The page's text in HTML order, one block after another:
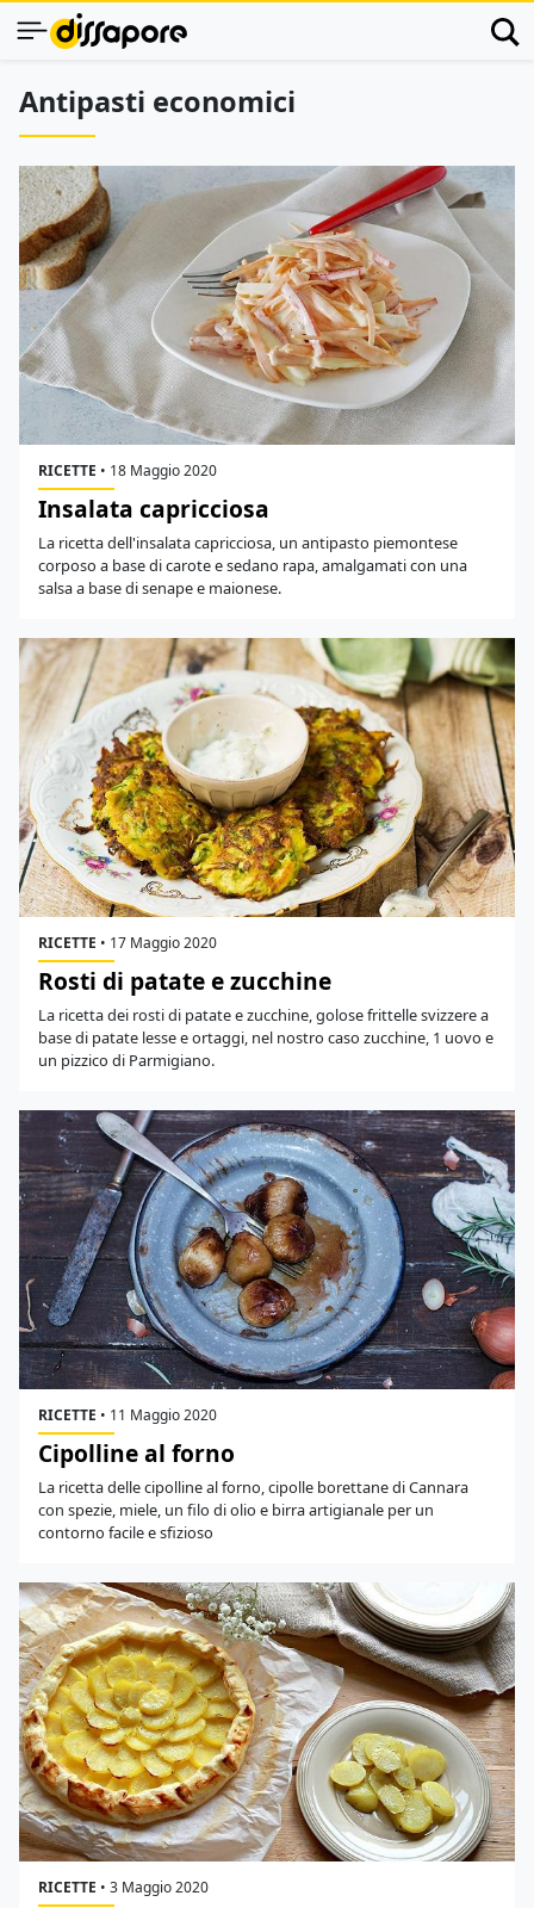
Antipasti economici
RICETTE • 18 Maggio 2020
Insalata capricciosa
La ricetta dell'insalata capricciosa, un antipasto piemontese
corposo a base di carote e sedano rapa, amalgamati con una
salsa a base di senape e maionese.
RICETTE • 17 Maggio 2020
Rosti di patate e zucchine
La ricetta dei rosti di patate e zucchine, golose frittelle svizzere a
base di patate lesse e ortaggi, nel nostro caso zucchine, 1 uovo e
un pizzico di Parmigiano.
RICETTE • 11 Maggio 2020
Cipolline al forno
La ricetta delle cipolline al forno, cipolle borettane di Cannara
con spezie, miele, un filo di olio e birra artigianale per un
contorno facile e sfizioso
RICETTE • 3 Maggio 2020